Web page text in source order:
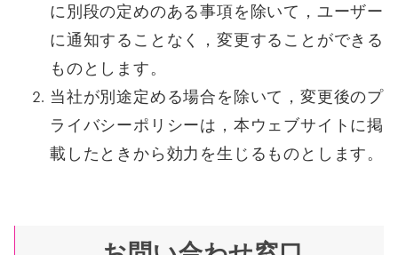
に別段の定めのある事項を除いて，ユーザー
に通知することなく，変更することができる
ものとします。
当社が別途定める場合を除いて，変更後のプ
ライバシーポリシーは，本ウェブサイトに掲
載したときから効力を生じるものとします。